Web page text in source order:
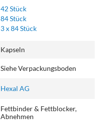
42 Stück
84 Stück
3 x 84 Stück
Kapseln
Siehe Verpackungsboden
Hexal AG
Fettbinder & Fettblocker,
Abnehmen